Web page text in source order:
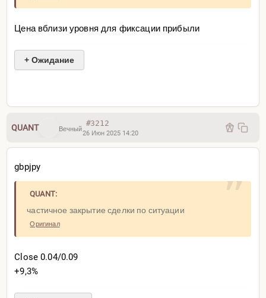
Цена вблизи уровня для фиксации прибыли
+ Ожидание
рассматриваю частичное закрытие сделки по
ситуации, ибо уровень может пробиться с
QUANT Вечный
#3212
26 Июн 2025 14:20
gbpjpy
QUANT:
частичное закрытие сделки по ситуации
Оригинал
Close 0.04/0.09
+9,3%